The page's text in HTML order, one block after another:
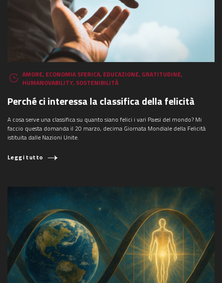
AMORE, ECONOMIA SFERICA, EDUCAZIONE, GRATITUDINE,
HUMANOVABILITY, SOSTENIBILITÀ
Perché ci interessa la classifica della felicità
A cosa serve una classifica su quanto siano felici i vari Paesi del mondo? Mi
faccio questa domanda il 20 marzo, decima Giornata Mondiale della Felicità
istituita dalle Nazioni Unite.
Leggi tutto